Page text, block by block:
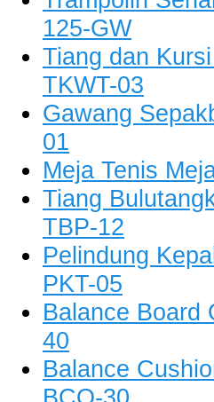
125-GW
Tiang dan
TKWT-03
Gawang
01
Meja Tenis
Tiang
TBP-12
Pelindung
PKT-05
Balance Board
40
Balance